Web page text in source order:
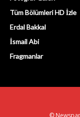
Tüm Bölümleri HD İzle
Erdal Bakkal
İsmail Abi
Fragmanlar